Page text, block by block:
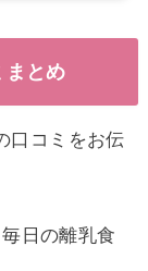
とめ
口コミをお伝
日の離乳食